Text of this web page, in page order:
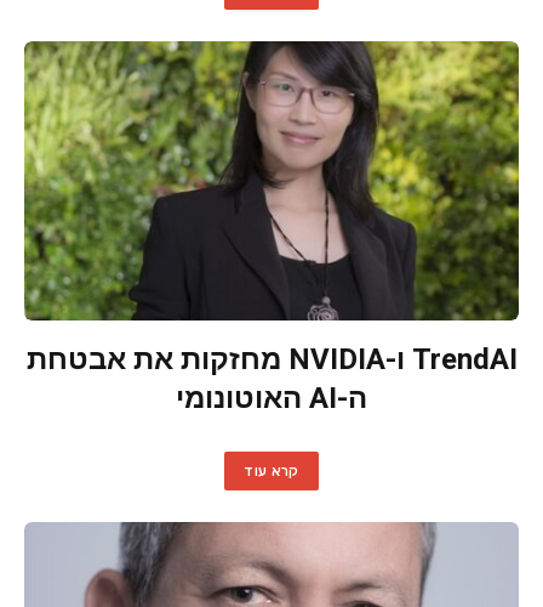
TrendAI ו-NVIDIA מחזקות את אבטחת
ה-AI האוטונומי
קרא עוד